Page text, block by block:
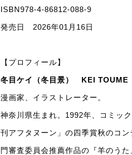
ISBN978-4-86812-088-9
発売日 2026年01月16日
【プロフィール】
冬目ケイ（冬目景） KEI TOUME
漫画家、イラストレーター。
神奈川県生まれ。1992年、コミッ
刊アフタヌーン」の四季賞秋のコ
門審査委員会推薦作品の『羊のう